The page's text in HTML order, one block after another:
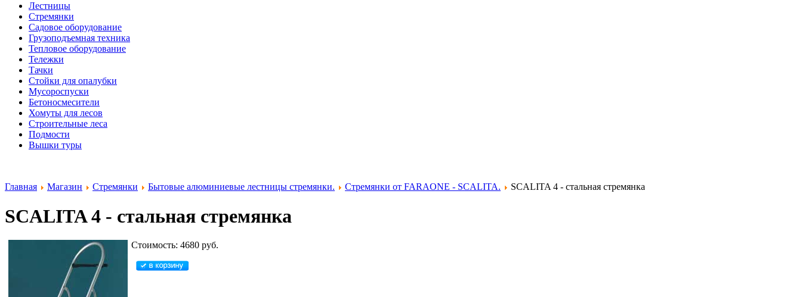
Лестницы
Стремянки
Садовое оборудование
Грузоподъемная техника
Тепловое оборудование
Тележки
Тачки
Стойки для опалубки
Мусороспуски
Бетоносмесители
Хомуты для лесов
Строительные леса
Подмости
Вышки туры
Главная Магазин Стремянки Бытовые алюминиевые лестницы стремянки. Стремянки от FARAONE - SCALITA. SCALITA 4 - стальная стремянка
SCALITA 4 - стальная стремянка
Стоимость: 4680 руб.